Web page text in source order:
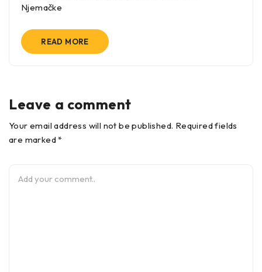
Njemačke
READ MORE
Leave a comment
Your email address will not be published. Required fields
are marked *